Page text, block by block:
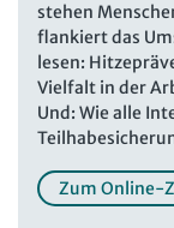
Erklärung zur
stehen
flankiert das
lesen:
Vielfalt in der
Und: Wie alle
Zum Online-